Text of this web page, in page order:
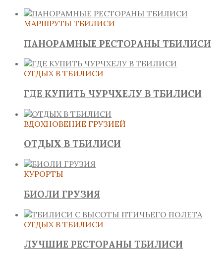
МАРШРУТЫ ТБИЛИСИ
ПАНОРАМНЫЕ РЕСТОРАНЫ ТБИЛИСИ
ОТДЫХ В ТБИЛИСИ
ГДЕ КУПИТЬ ЧУРЧХЕЛУ В ТБИЛИСИ
ВДОХНОВЕНИЕ ГРУЗИЕЙ
ОТДЫХ В ТБИЛИСИ
КУРОРТЫ
БИОЛИ ГРУЗИЯ
ОТДЫХ В ТБИЛИСИ
ЛУЧШИЕ РЕСТОРАНЫ ТБИЛИСИ